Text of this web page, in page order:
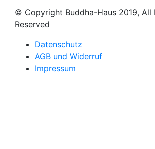
© Copyright Buddha-Haus 2019, All
Reserved
Datenschutz
AGB und Widerruf
Impressum